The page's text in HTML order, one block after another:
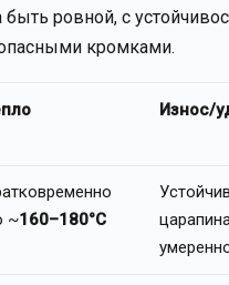
ровной, с
кромками.
Износ/
~160–180°C